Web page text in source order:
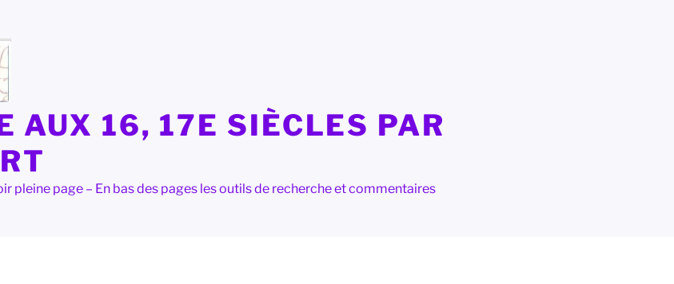
AUX 16, 17E SIÈCLES PAR
pleine page – En bas des pages les outils de recherche et commentaires